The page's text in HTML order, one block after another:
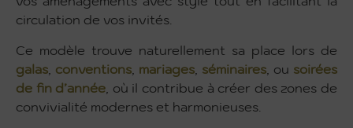
circulation de vos invités.
Ce modèle trouve naturellement sa place lors de
galas
conventions mariages séminaires , ou soirées
de fin d’année , où il contribue à créer des zones de
convivialité modernes et harmonieuses.